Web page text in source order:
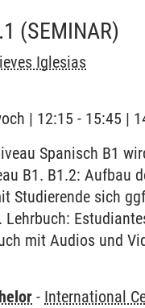
(SEMINAR)
Iglesias
| 12:15 - 15:45 |
Spanisch B1
B1. B1.2: Aufbau
Studierende sich
mit Audios und
- International